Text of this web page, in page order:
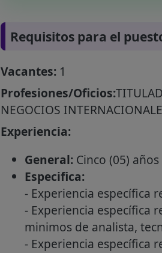
Requisitos para el
Vacantes:1
Profesiones/Oficios:
NEGOCIOS
Experiencia:
General:Cinco (05) años
Especifica:
- Experiencia específica
- Experiencia específica
minimos de analista,
- Experiencia específica